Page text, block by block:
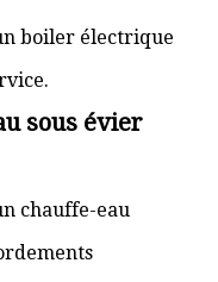
boiler électrique
sous évier
chauffe-eau